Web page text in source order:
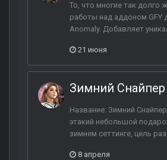
То, что многие так долго
работы над аддоном GFY
Anomaly. Добавляет
21 июня
Зимний Снайпер
Название: Зимний
этакий небольшой
зимнем сеттинге, цель
8 апреля